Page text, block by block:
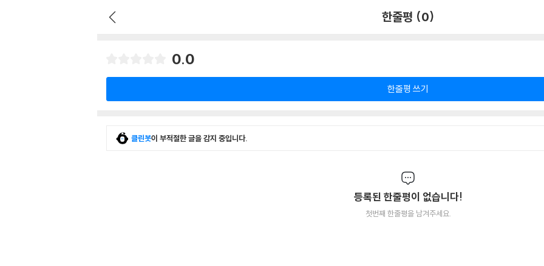
한줄평 (0)
0.0
한줄평 쓰기
클린봇이 부적절한 글을 감지 중입니다.
등록된 한줄평이 없습니다!
첫번째 한줄평을 남겨주세요.